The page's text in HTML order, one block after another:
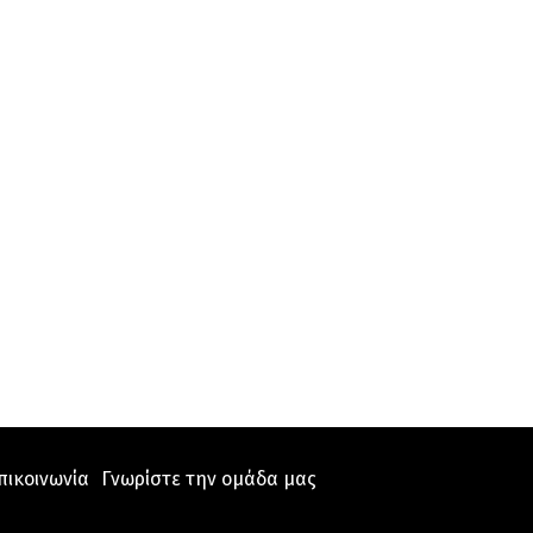
Γνωρίστε την ομάδα μας